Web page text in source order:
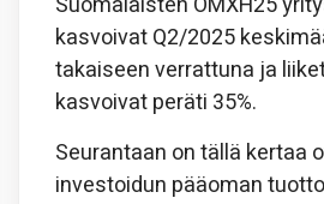
kasvoivat Q2/2025
takaiseen verrattuna ja
kasvoivat peräti 35%.
Seurantaan on tällä kertaa
investoidun pääoman tuotto